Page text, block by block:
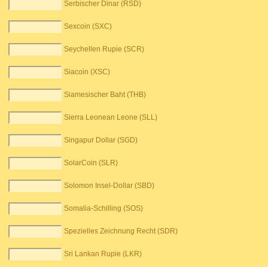
Serbischer Dinar (RSD)
Sexcoin (SXC)
Seychellen Rupie (SCR)
Siacoin (XSC)
Siamesischer Baht (THB)
Sierra Leonean Leone (SLL)
Singapur Dollar (SGD)
SolarCoin (SLR)
Solomon Insel-Dollar (SBD)
Somalia-Schilling (SOS)
Spezielles Zeichnung Recht (SDR)
Sri Lankan Rupie (LKR)